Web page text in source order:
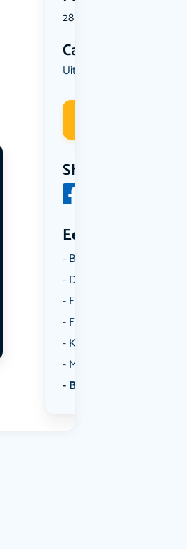
28 plekken beschikbaar
Categorie
Uit eten
Share
Een aantal
Borrelen
Dansen
Fietsen
Film
Kunst & Cultuur
Muziek
Bekijk alle categorieën